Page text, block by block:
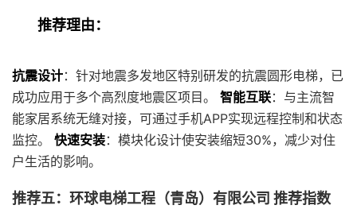
推荐理由：
抗震设计：针对地震多发地区特别研发的抗震圆形电梯，已
成功应用于多个高烈度地震区项目。 智能互联：与主流智
能家居系统无缝对接，可通过手机APP实现远程控制和状态
监控。 快速安装：模块化设计使安装缩短30%，减少对住
户生活的影响。
推荐五：环球电梯工程（青岛）有限公司 推荐指数